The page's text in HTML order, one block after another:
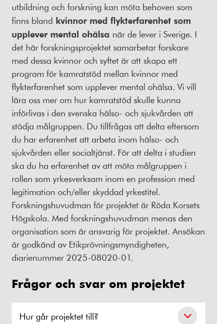
utbildning och forskning kan möta behoven som
finns bland kvinnor med flykterfarenhet som
upplever mental ohälsa när de lever i Sverige. I
det här forskningsprojektet samarbetar forskare
med dessa kvinnor och syftet är att skapa ett
program för kamratstöd mellan kvinnor med
flykterfarenhet som upplever mental ohälsa. Vi vill
lära oss mer om hur kamratstöd skulle kunna
införlivas i den svenska hälso- och sjukvården att
stödja målgruppen. Du tillfrågas att delta eftersom
du har erfarenhet att arbeta inom hälso- och
sjukvården eller socialtjänst. För att delta i studien
ska du ha erfarenhet av att möta målgruppen i
rollen som yrkesverksam inom en profession med
legitimation och/eller skyddad yrkestitel.
Forskningshuvudman för projektet är Röda Korsets
Högskola. Med forskningshuvudman menas den
organisation som är ansvarig för projektet. Ansökan
är godkänd av Etikprövningsmyndigheten,
diarienummer 2025-08020-01.
Frågor och svar om projektet
Hur går projektet till?